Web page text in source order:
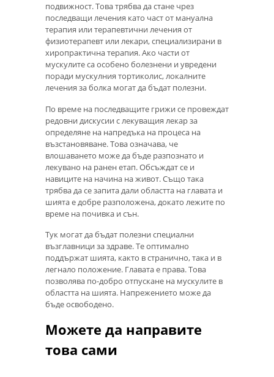
подвижност. Това трябва да стане чрез
последващи лечения като част от мануална
терапия или терапевтични лечения от
физиотерапевт или лекари, специализирани в
хиропрактична терапия. Ако части от
мускулите са особено болезнени и увредени
поради мускулния тортиколис, локалните
лечения за болка могат да бъдат полезни.
По време на последващите грижи се провеждат
редовни дискусии с лекуващия лекар за
определяне на напредъка на процеса на
възстановяване. Това означава, че
влошаването може да бъде разпознато и
лекувано на ранен етап. Обсъждат се и
навиците на начина на живот. Също така
трябва да се запита дали областта на главата и
шията е добре разположена, докато лежите по
време на почивка и сън.
Тук могат да бъдат полезни специални
възглавници за здраве. Те оптимално
поддържат шията, както в странично, така и в
легнало положение. Главата е права. Това
позволява по-добро отпускане на мускулите в
областта на шията. Напрежението може да
бъде освободено.
Можете да направите
това сами